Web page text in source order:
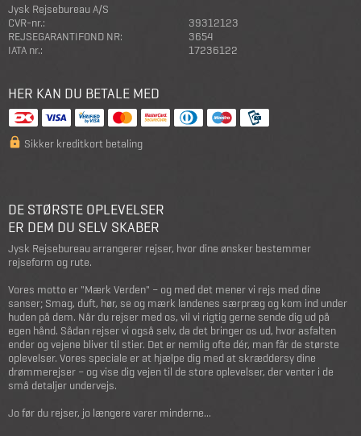
Jysk Rejsebureau A/S
CVR-nr.:
39312123
REJSEGARANTIFOND NR:
3654
IATA nr.:
17236122
HER KAN DU BETALE MED
Sikker kreditkort betaling
DE STØRSTE OPLEVELSER
ER DEM DU SELV SKABER
Jysk Rejsebureau arrangerer rejser, hvor dine ønsker bestemmer
rejseform og rute.
Vores motto er "Mærk Verden" – og med det mener vi rejs med dine
sanser; Smag, duft, hør, se og mærk landenes særpræg og kom ind under
huden på dem. Når du rejser med os, vil vi rigtig gerne sende dig ud på
egen hånd. Sådan rejser vi også selv, da det bringer os ud, hvor asfalten
ender og vejene bliver til stier. Det er nemlig ofte dér, man får de største
oplevelser. Vores speciale er at hjælpe dig med at skræddersy dine
drømmerejser – og vise dig vejen til de store oplevelser, der venter i de
små detaljer undervejs.
Jo før du rejser, jo længere varer minderne...